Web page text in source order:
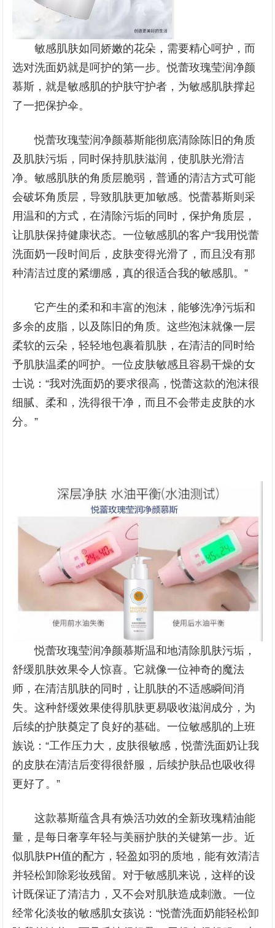
敏感肌肤如同娇嫩的花朵，需要精心呵护，而
选对洗面奶就是呵护的第一步。悦蕾玫瑰莹润净颜
慕斯，就是敏感肌的护肤守护者，为敏感肌肤撑起
了一把保护伞。
悦蕾玫瑰莹润净颜慕斯能彻底清除陈旧的角质
及肌肤污垢，同时保持肌肤滋润，使肌肤光滑洁
净。敏感肌肤的角质层脆弱，普通的清洁方式可能
会破坏角质层，导致肌肤更加敏感。悦蕾慕斯则采
用温和的方式，在清除污垢的同时，保护角质层，
让肌肤保持健康状态。一位敏感肌的客户“我用悦蕾
洗面奶一段时间后，皮肤变得光滑了，而且没有那
种清洁过度的紧绷感，真的很适合我的敏感肌。”
它产生的柔和和丰富的泡沫，能够洗净污垢和
多余的皮脂，以及陈旧的角质。这些泡沫就像一层
柔软的云朵，轻轻地包裹着肌肤，在清洁的同时给
予肌肤温柔的呵护。一位皮肤敏感且容易干燥的女
士说：“我对洗面奶的要求很高，悦蕾这款的泡沫很
细腻、柔和，洗得很干净，而且不会带走皮肤的水
分。”
悦蕾玫瑰莹润净颜慕斯温和地清除肌肤污垢，
舒缓肌肤效果令人惊喜。它就像一位神奇的魔法
师，在清洁肌肤的同时，让肌肤的不适感瞬间消
失。这种舒缓效果使得肌肤更易吸收滋润成分，为
后续的护肤奠定了良好的基础。一位敏感肌的上班
族说：“工作压力大，皮肤很敏感，悦蕾洗面奶让我
的皮肤在清洁后变得很舒服，后续护肤品也吸收得
更好了。”
这款慕斯蕴含具有焕活功效的全新玫瑰精油能
量，是每日奢享年轻与美丽护肤的关键第一步。近
似肌肤PH值的配方，轻盈如羽的质地，能有效清洁
并轻松卸除彩妆残留。对于敏感肌来说，这样的设
计既保证了清洁力，又不会对肌肤造成刺激。一位
经常化淡妆的敏感肌女孩说：“悦蕾洗面奶能轻松卸